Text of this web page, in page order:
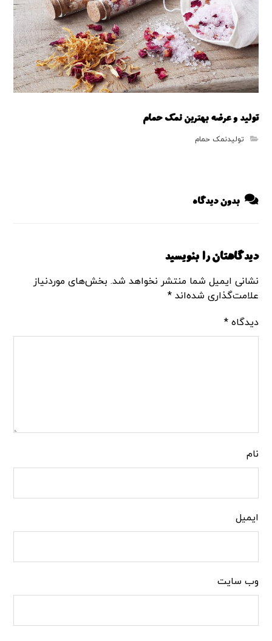
تولید و عرضه بهترین نمک حمام
تولیدنمک حمام
بدون دیدگاه
دیدگاهتان را بنویسید
نشانی ایمیل شما منتشر نخواهد شد. بخش‌های موردنیاز
علامت‌گذاری شده‌اند*
دیدگاه*
نام
ایمیل
وب‌ سایت